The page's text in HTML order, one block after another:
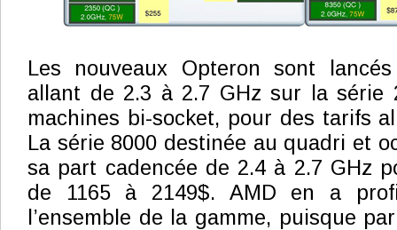
Les nouveaux Opteron sont
allant de 2.3 à 2.7 GHz sur la série
machines bi-socket, pour des tarifs
La série 8000 destinée au quadri et
sa part cadencée de 2.4 à 2.7 GHz
de 1165 à 2149$. AMD en a
l’ensemble de la gamme, puisque